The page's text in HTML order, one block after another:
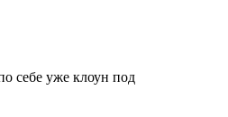
себе уже клоун под